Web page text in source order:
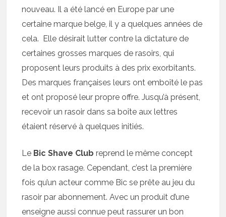
nouveau. Il a été lancé en Europe par une
certaine marque belge, il y a quelques années de
cela. Elle désirait lutter contre la dictature de
certaines grosses marques de rasoirs, qui
proposent leurs produits à des prix exorbitants.
Des marques françaises leurs ont emboîté le pas
et ont proposé leur propre offre. Jusqu’à présent,
recevoir un rasoir dans sa boîte aux lettres
étaient réservé à quelques initiés.
Le Bic Shave Club reprend le même concept
de la box rasage. Cependant, c’est la première
fois qu’un acteur comme Bic se prête au jeu du
rasoir par abonnement. Avec un produit d’une
enseigne aussi connue peut rassurer un bon